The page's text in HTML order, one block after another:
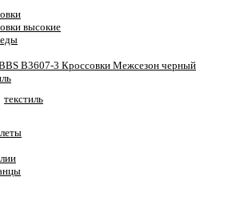
высокие
B3607-3 Кроссовки Межсезон черный
текстиль